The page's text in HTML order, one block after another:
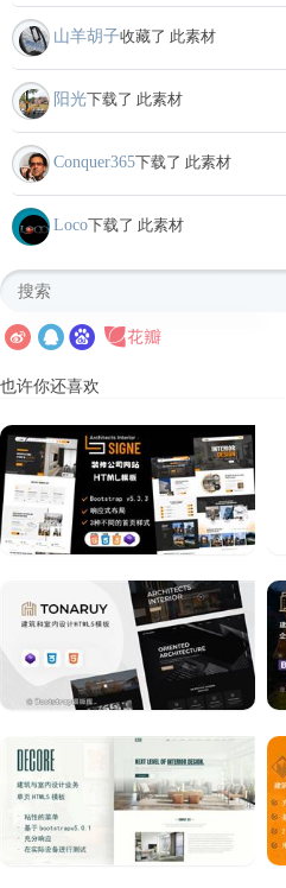
山羊胡子收藏了 此素材
阳光下载了 此素材
Conquer365下载了 此素材
Loco下载了 此素材
也许你还喜欢